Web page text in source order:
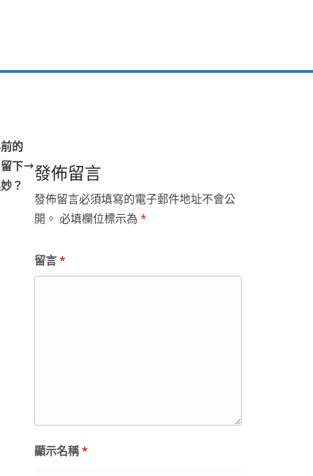
的
下
？
發佈留言
發佈留言必須填寫的電子郵件地址不會公
開。 必填欄位標示為*
留言*
顯示名稱*